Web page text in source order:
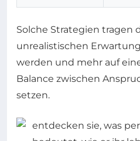
Solche Strategien tragen
unrealistischen
werden und mehr auf
Balance zwischen
setzen.